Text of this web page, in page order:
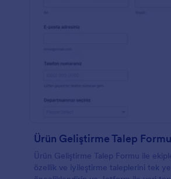
Ürün Geliştirme Talep Formu
Ürün Geliştirme Talep Formu ile
özellik ve iyileştirme taleplerini tek